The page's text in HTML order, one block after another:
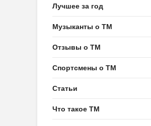
Лучшее за год
Музыканты о ТМ
Отзывы о ТМ
Спортсмены о ТМ
Статьи
Что такое ТМ